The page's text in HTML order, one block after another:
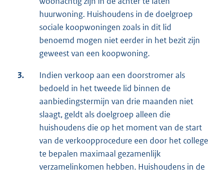
huurwoning. Huishoudens in de doelgroep
sociale koopwoningen zoals in dit lid
benoemd mogen niet eerder in het bezit zijn
geweest van een koopwoning.
3.
Indien verkoop aan een doorstromer als
bedoeld in het tweede lid binnen de
aanbiedingstermijn van drie maanden niet
slaagt, geldt als doelgroep alleen die
huishoudens die op het moment van de start
van de verkoopprocedure een door het college
te bepalen maximaal gezamenlijk
verzamelinkomen hebben. Huishoudens in de